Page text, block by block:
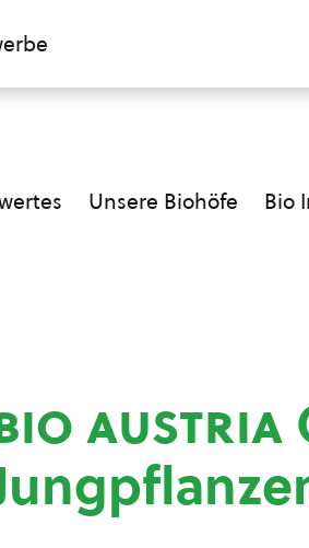
Unsere Biohöfe Bio
austria